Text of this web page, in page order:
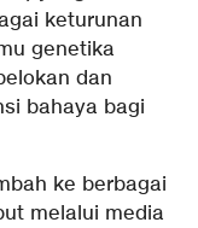
keturunan
genetika
dan
bahaya bagi
ke berbagai
melalui media